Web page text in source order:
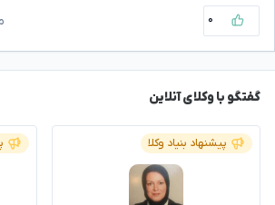
۰
گفتگو با وکلای آنلاین
پیشنهاد بنیاد وکلا